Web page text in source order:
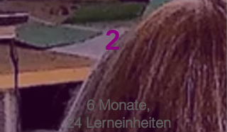
2
6 Monate,
24 Lerneinheiten